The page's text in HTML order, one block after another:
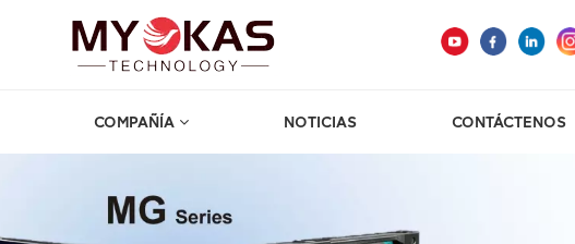
COMPAÑÍA NOTICIAS CONTÁCTENOS